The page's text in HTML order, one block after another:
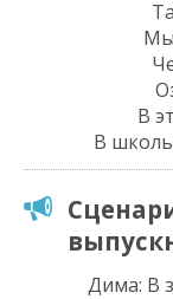
Мы
В
В
Дима: В